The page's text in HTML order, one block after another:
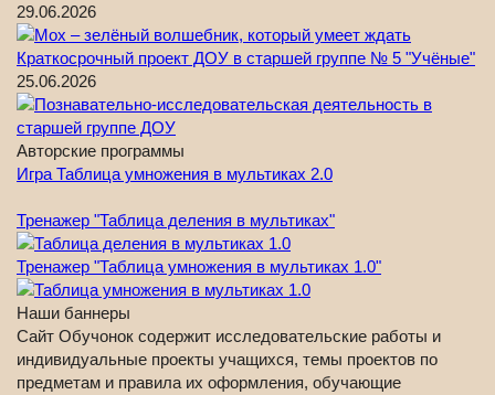
29.06.2026
Краткосрочный проект ДОУ в старшей группе № 5 "Учёные"
25.06.2026
Авторские программы
Игра Таблица умножения в мультиках 2.0
Тренажер "Таблица деления в мультиках"
Тренажер "Таблица умножения в мультиках 1.0"
Наши баннеры
Сайт Обучонок содержит исследовательские работы и
индивидуальные проекты учащихся, темы проектов по
предметам и правила их оформления, обучающие